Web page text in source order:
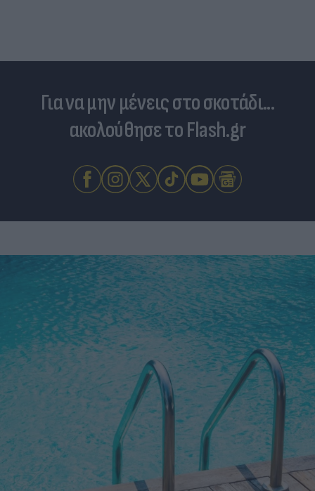
Για να μην μένεις στο σκοτάδι...
ακολούθησε το Flash.gr